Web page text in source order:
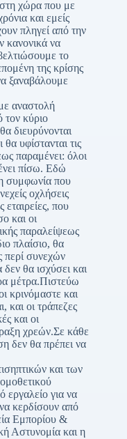
χώρα που με
και εμείς
πληγεί από την
κανονικά να
το
της κρίσης
ξαναβάλουμε
αναστολή
τον κύριο
διευρύνονται
υφίστανται τις
παραμένει: όλοι
πίσω. Εδώ
συμφωνία που
οχλήσεις
εταιρείες, που
και οι
παραλείψεως
πλαίσιο, θα
περί συνεχών
θα ισχύσει και
μέτρα.Πιστεύω
κρινόμαστε και
και οι τράπεζες
και οι
χρεών.Σε κάθε
δεν θα πρέπει να
και των
εργαλείο για να
κερδίσουν από
Εμπορίου &
Αστυνομία και η